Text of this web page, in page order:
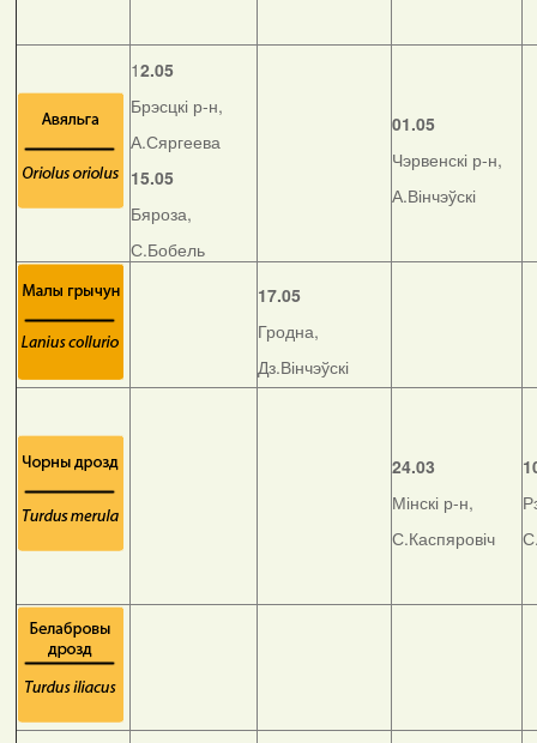
12.05
Брэсцкі р-н,
А.Сяргеева
15.05
Бяроза,
С.Бобель
01.05
Чэрвенскі р-н,
А.Вінчэўскі
17.05
Гродна,
Дз.Вінчэўскі
24.03
Мінскі р-н,
С.Каспяровіч